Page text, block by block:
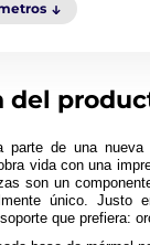
del
parte de una nueva
vida con una
son un
único. Justo
que prefiera: